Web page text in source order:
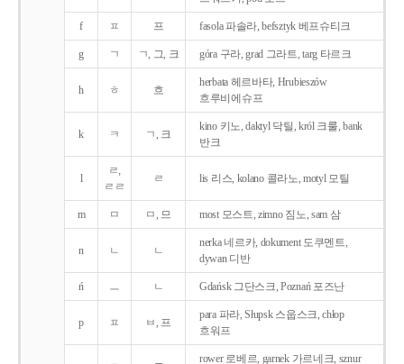
f ㅍ 프 fasola 파솔라, befsztyk 베프슈티크
g ㄱ ㄱ, 그, 크 góra 구라, grad 그라트, targ 타르크
h ㅎ 흐
herbata 헤르바타, Hrubieszów
흐루비에슈프
k ㅋ ㄱ, 크
kino 키노, daktyl 닥틸, król 크룰, bank
반크
l
ㄹ,
ㄹㄹ
ㄹ lis 리스, kolano 콜라노, motyl 모틸
m ㅁ ㅁ, 므 most 모스트, zimno 짐노, sam 삼
n ㄴ ㄴ
nerka 네르카, dokument 도쿠멘트,
dywan 디반
ń ㅡ ㄴ Gdańsk 그단스크, Poznań 포즈난
p ㅍ ㅂ, 프
para 파라, Słupsk 스웁스크, chłop
흐워프
rower 로베르, garnek 가르네크, sznur